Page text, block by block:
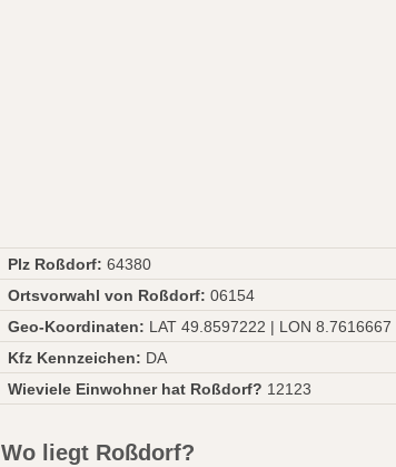
Plz Roßdorf: 64380
Ortsvorwahl von Roßdorf: 06154
Geo-Koordinaten: LAT 49.8597222 | LON 8.7616667
Kfz Kennzeichen: DA
Wieviele Einwohner hat Roßdorf? 12123
Wo liegt Roßdorf?